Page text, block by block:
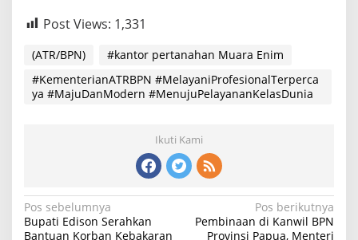
Post Views: 1,331
(ATR/BPN)
#kantor pertanahan Muara Enim
#KementerianATRBPN #MelayaniProfesionalTerperca
ya #MajuDanModern #MenujuPelayananKelasDunia
Ikuti Kami
Navigasi
pos
Pos sebelumnya
Bupati Edison Serahkan
Bantuan Korban Kebakaran
Pos berikutnya
Pembinaan di Kanwil BPN
Provinsi Papua, Menteri